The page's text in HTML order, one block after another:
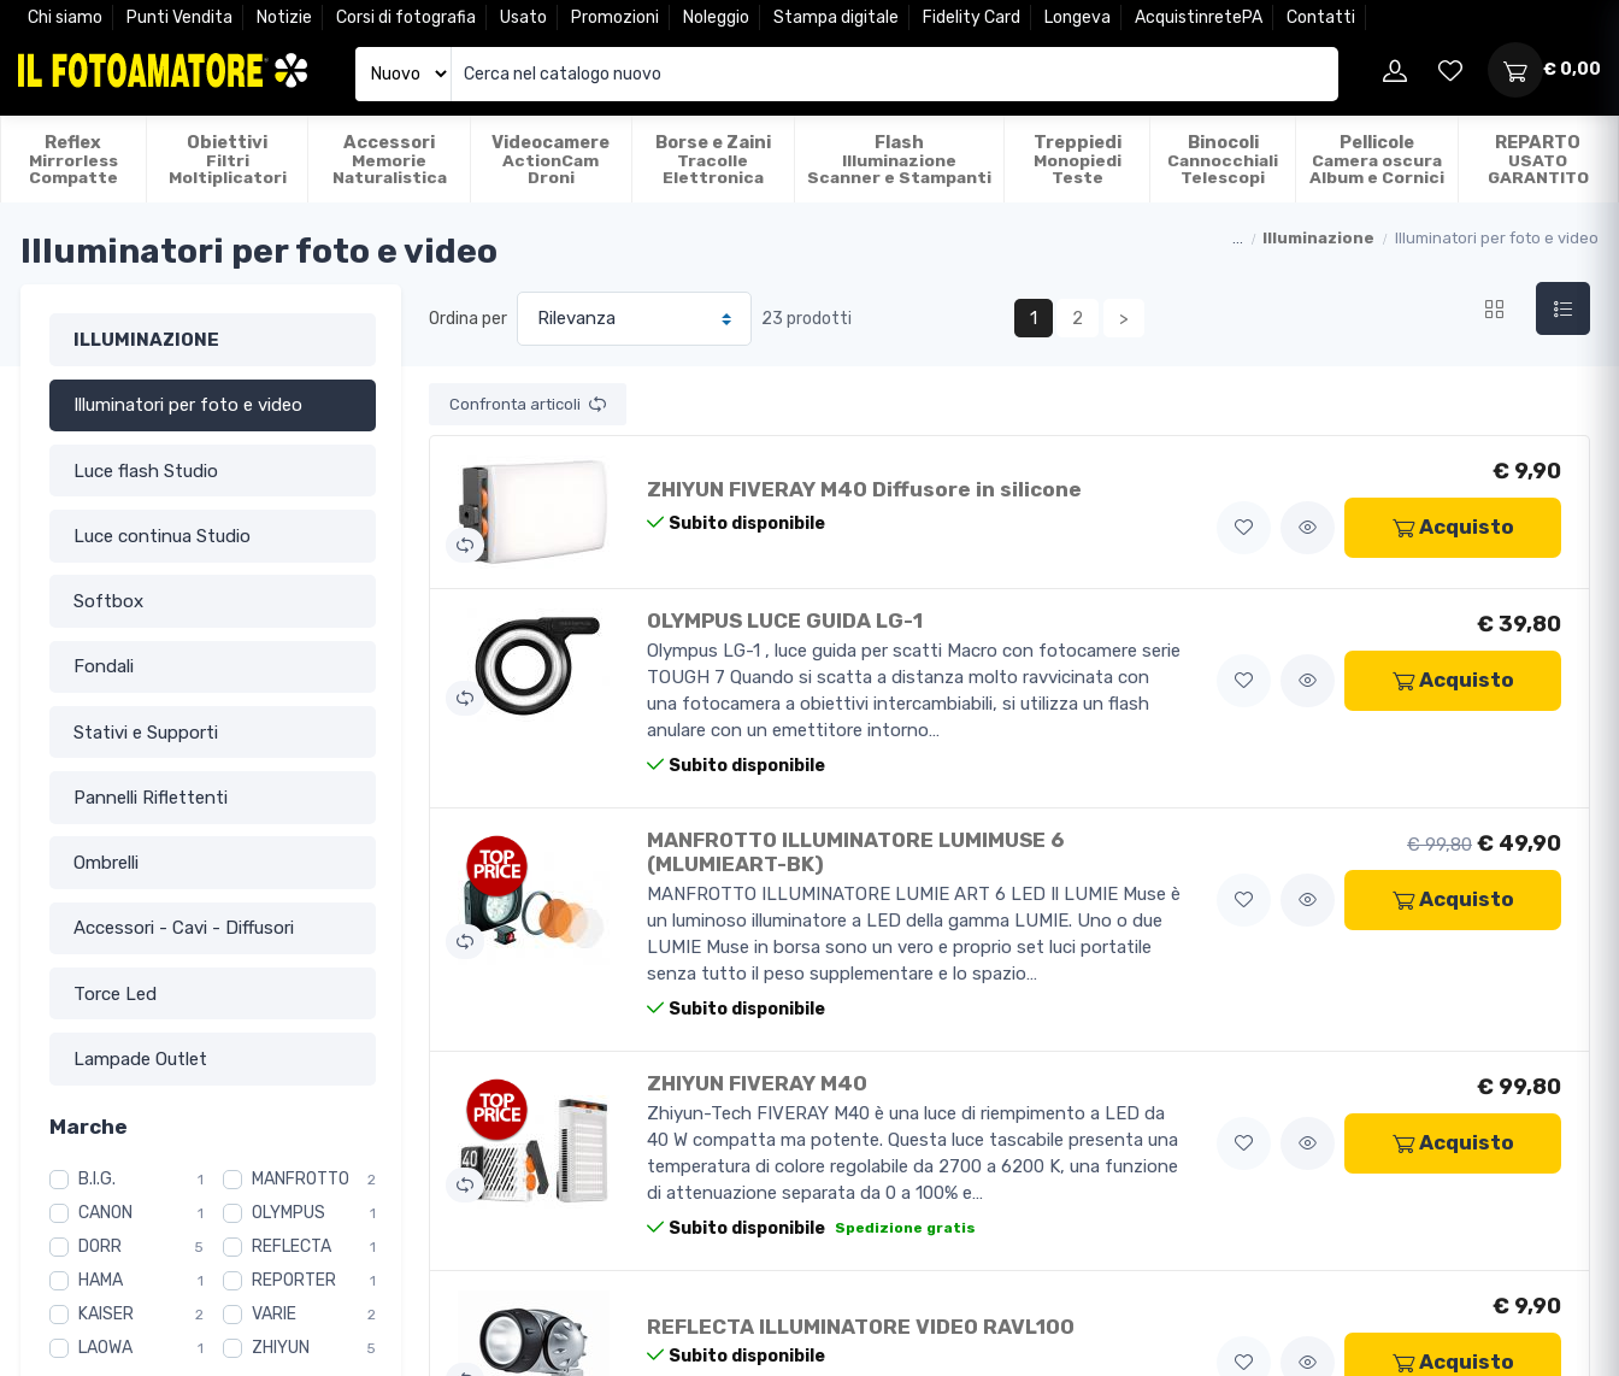
Chi siamo Punti Vendita Notizie Corsi di fotografia Usato Promozioni Noleggio Stampa digitale Fidelity Card Longeva AcquistinretePA Contatti
€ 0,00
Reflex
Mirrorless
Compatte
Obiettivi
Filtri
Moltiplicatori
Accessori
Memorie
Naturalistica
Videocamere
ActionCam
Droni
Borse e Zaini
Tracolle
Elettronica
Flash
Illuminazione
Scanner e Stampanti
Treppiedi
Monopiedi
Teste
Binocoli
Cannocchiali
Telescopi
Pellicole
Camera oscura
Album e Cornici
REPARTO
USATO
GARANTITO
Illuminazione Illuminatori per foto e video
Illuminatori per foto e video
ILLUMINAZIONE
Illuminatori per foto e video
Luce flash Studio
Luce continua Studio
Softbox
Fondali
Stativi e Supporti
Pannelli Riflettenti
Ombrelli
Accessori - Cavi - Diffusori
Torce Led
Lampade Outlet
Marche
B.I.G. 1
CANON 1
DORR 5
HAMA 1
KAISER 2
LAOWA 1
MANFROTTO 2
OLYMPUS 1
REFLECTA 1
REPORTER 1
VARIE 2
ZHIYUN 5
Ordina per 23 prodotti 1 2 >
Confronta articoli
ZHIYUN FIVERAY M40 Diffusore in silicone
Subito disponibile
€ 9,90
Acquisto
OLYMPUS LUCE GUIDA LG-1
Olympus LG-1 , luce guida per scatti Macro con fotocamere serie
TOUGH 7 Quando si scatta a distanza molto ravvicinata con
una fotocamera a obiettivi intercambiabili, si utilizza un flash
anulare con un emettitore intorno…
Subito disponibile
€ 39,80
Acquisto
MANFROTTO ILLUMINATORE LUMIMUSE 6
(MLUMIEART-BK)
MANFROTTO ILLUMINATORE LUMIE ART 6 LED Il LUMIE Muse è
un luminoso illuminatore a LED della gamma LUMIE. Uno o due
LUMIE Muse in borsa sono un vero e proprio set luci portatile
senza tutto il peso supplementare e lo spazio…
Subito disponibile
€ 99,80 € 49,90
Acquisto
ZHIYUN FIVERAY M40
Zhiyun-Tech FIVERAY M40 è una luce di riempimento a LED da
40 W compatta ma potente. Questa luce tascabile presenta una
temperatura di colore regolabile da 2700 a 6200 K, una funzione
di attenuazione separata da 0 a 100% e…
Subito disponibile Spedizione gratis
€ 99,80
Acquisto
REFLECTA ILLUMINATORE VIDEO RAVL100
Subito disponibile
€ 9,90
Acquisto